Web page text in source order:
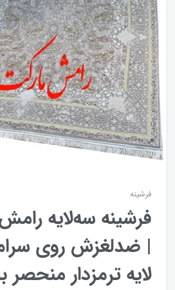
فرشینه
فرشینه سه‌لایه
| ضدلغزش روی
لایه ترمزدار منحصر